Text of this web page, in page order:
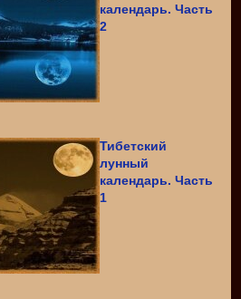
календарь. Часть
2
Тибетский
лунный
календарь. Часть
1